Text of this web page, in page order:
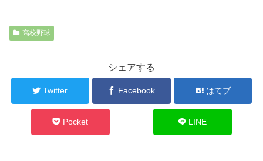
高校野球
シェアする
Twitter Facebook はてブ
Pocket LINE